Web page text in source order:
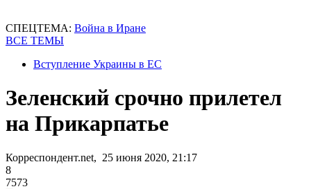
СПЕЦТЕМА: Война в Иране
ВСЕ ТЕМЫ
Вступление Украины в ЕС
Зеленский срочно прилетел
на Прикарпатье
Корреспондент.net, 25 июня 2020, 21:17
8
7573